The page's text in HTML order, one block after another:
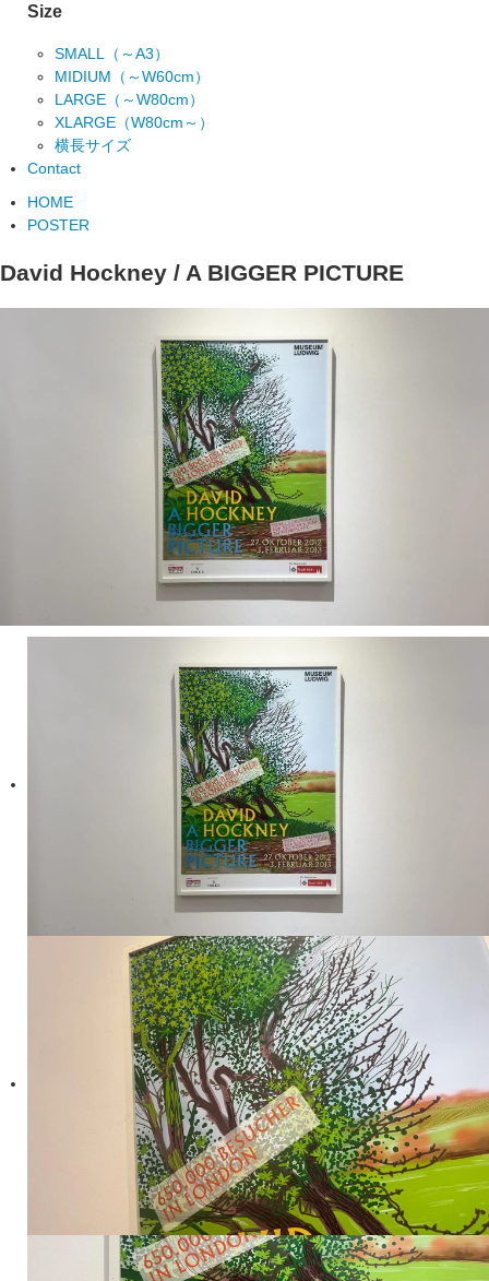
Size
SMALL（～A3）
MIDIUM（～W60cm）
LARGE（～W80cm）
XLARGE（W80cm～）
横長サイズ
Contact
HOME
POSTER
David Hockney / A BIGGER PICTURE